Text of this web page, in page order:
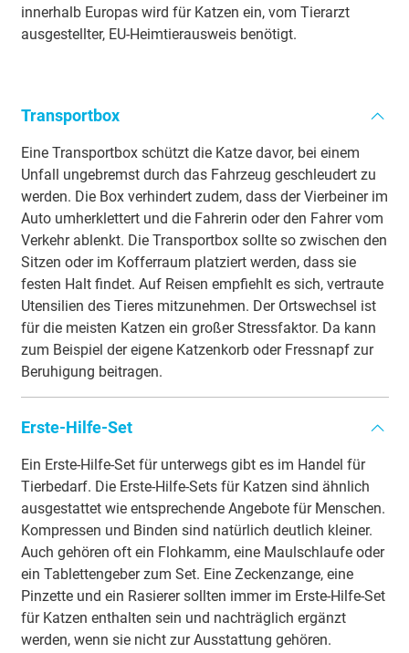
innerhalb Europas wird für Katzen ein, vom Tierarzt
ausgestellter, EU-Heimtierausweis benötigt.
Transportbox
Eine Transportbox schützt die Katze davor, bei einem
Unfall ungebremst durch das Fahrzeug geschleudert zu
werden. Die Box verhindert zudem, dass der Vierbeiner im
Auto umherklettert und die Fahrerin oder den Fahrer vom
Verkehr ablenkt. Die Transportbox sollte so zwischen den
Sitzen oder im Kofferraum platziert werden, dass sie
festen Halt findet. Auf Reisen empfiehlt es sich, vertraute
Utensilien des Tieres mitzunehmen. Der Ortswechsel ist
für die meisten Katzen ein großer Stressfaktor. Da kann
zum Beispiel der eigene Katzenkorb oder Fressnapf zur
Beruhigung beitragen.
Erste-Hilfe-Set
Ein Erste-Hilfe-Set für unterwegs gibt es im Handel für
Tierbedarf. Die Erste-Hilfe-Sets für Katzen sind ähnlich
ausgestattet wie entsprechende Angebote für Menschen.
Kompressen und Binden sind natürlich deutlich kleiner.
Auch gehören oft ein Flohkamm, eine Maulschlaufe oder
ein Tablettengeber zum Set. Eine Zeckenzange, eine
Pinzette und ein Rasierer sollten immer im Erste-Hilfe-Set
für Katzen enthalten sein und nachträglich ergänzt
werden, wenn sie nicht zur Ausstattung gehören.